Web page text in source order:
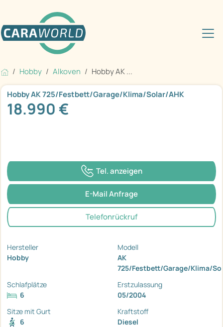
Hobby Alkoven Hobby AK ...
Hobby AK 725/Festbett/Garage/Klima/Solar/AHK
18.990 €
Tel. anzeigen
E-Mail Anfrage
Telefonrückruf
Hersteller
Hobby
Modell
AK
725/Festbett/Garage/Klima/
Schlafplätze
6
Erstzulassung
05/2004
Sitze mit Gurt
6
Kraftstoff
Diesel